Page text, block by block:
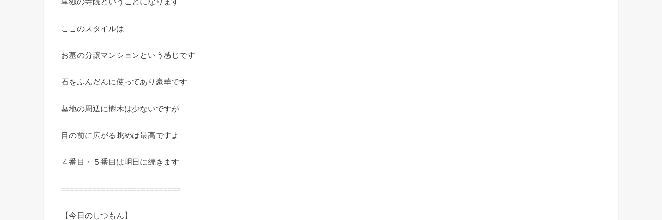
ここのスタイルは
お墓の分譲マンションという感じです
石をふんだんに使ってあり豪華です
墓地の周辺に樹木は少ないですが
目の前に広がる眺めは最高ですよ
４番目・５番目は明日に続きます
===========================
【今日のしつもん】